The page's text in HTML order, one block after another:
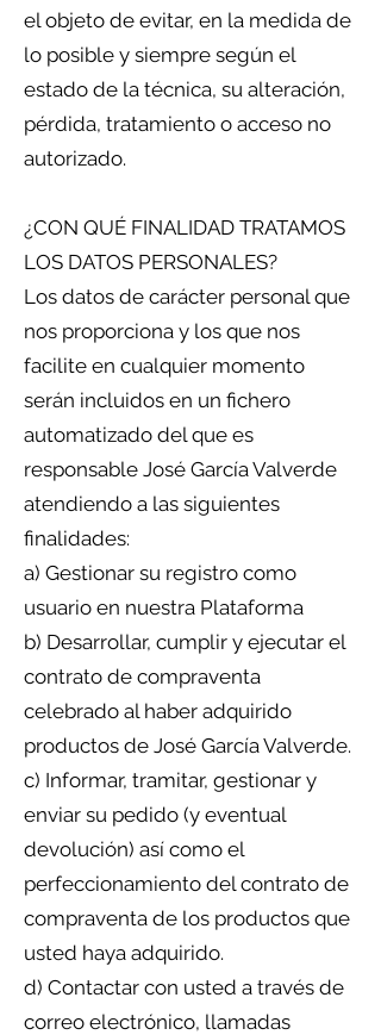
el objeto de evitar, en la medida de
lo posible y siempre según el
estado de la técnica, su alteración,
pérdida, tratamiento o acceso no
autorizado.
¿CON QUÉ FINALIDAD TRATAMOS
LOS DATOS PERSONALES?
Los datos de carácter personal que
nos proporciona y los que nos
facilite en cualquier momento
serán incluidos en un fichero
automatizado del que es
responsable José García Valverde
atendiendo a las siguientes
finalidades:
a) Gestionar su registro como
usuario en nuestra Plataforma
b) Desarrollar, cumplir y ejecutar el
contrato de compraventa
celebrado al haber adquirido
productos de José García Valverde.
c) Informar, tramitar, gestionar y
enviar su pedido (y eventual
devolución) así como el
perfeccionamiento del contrato de
compraventa de los productos que
usted haya adquirido.
d) Contactar con usted a través de
correo electrónico, llamadas